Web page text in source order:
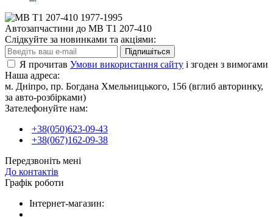
Автозапчастини до MB T1 207-410
Слідкуйте за новинками та акціями:
Підпишіться
Я прочитав Умови використання сайту і згоден з вимогами
Наша адреса:
м. Дніпро, пр. Богдана Хмельницького, 156 (вглиб авторинку,
за авто-розбірками)
Зателефонуйте нам:
+38(050)623-09-43
+38(067)162-09-38
Передзвоніть мені
До контактів
Графік роботи
Інтернет-магазин: